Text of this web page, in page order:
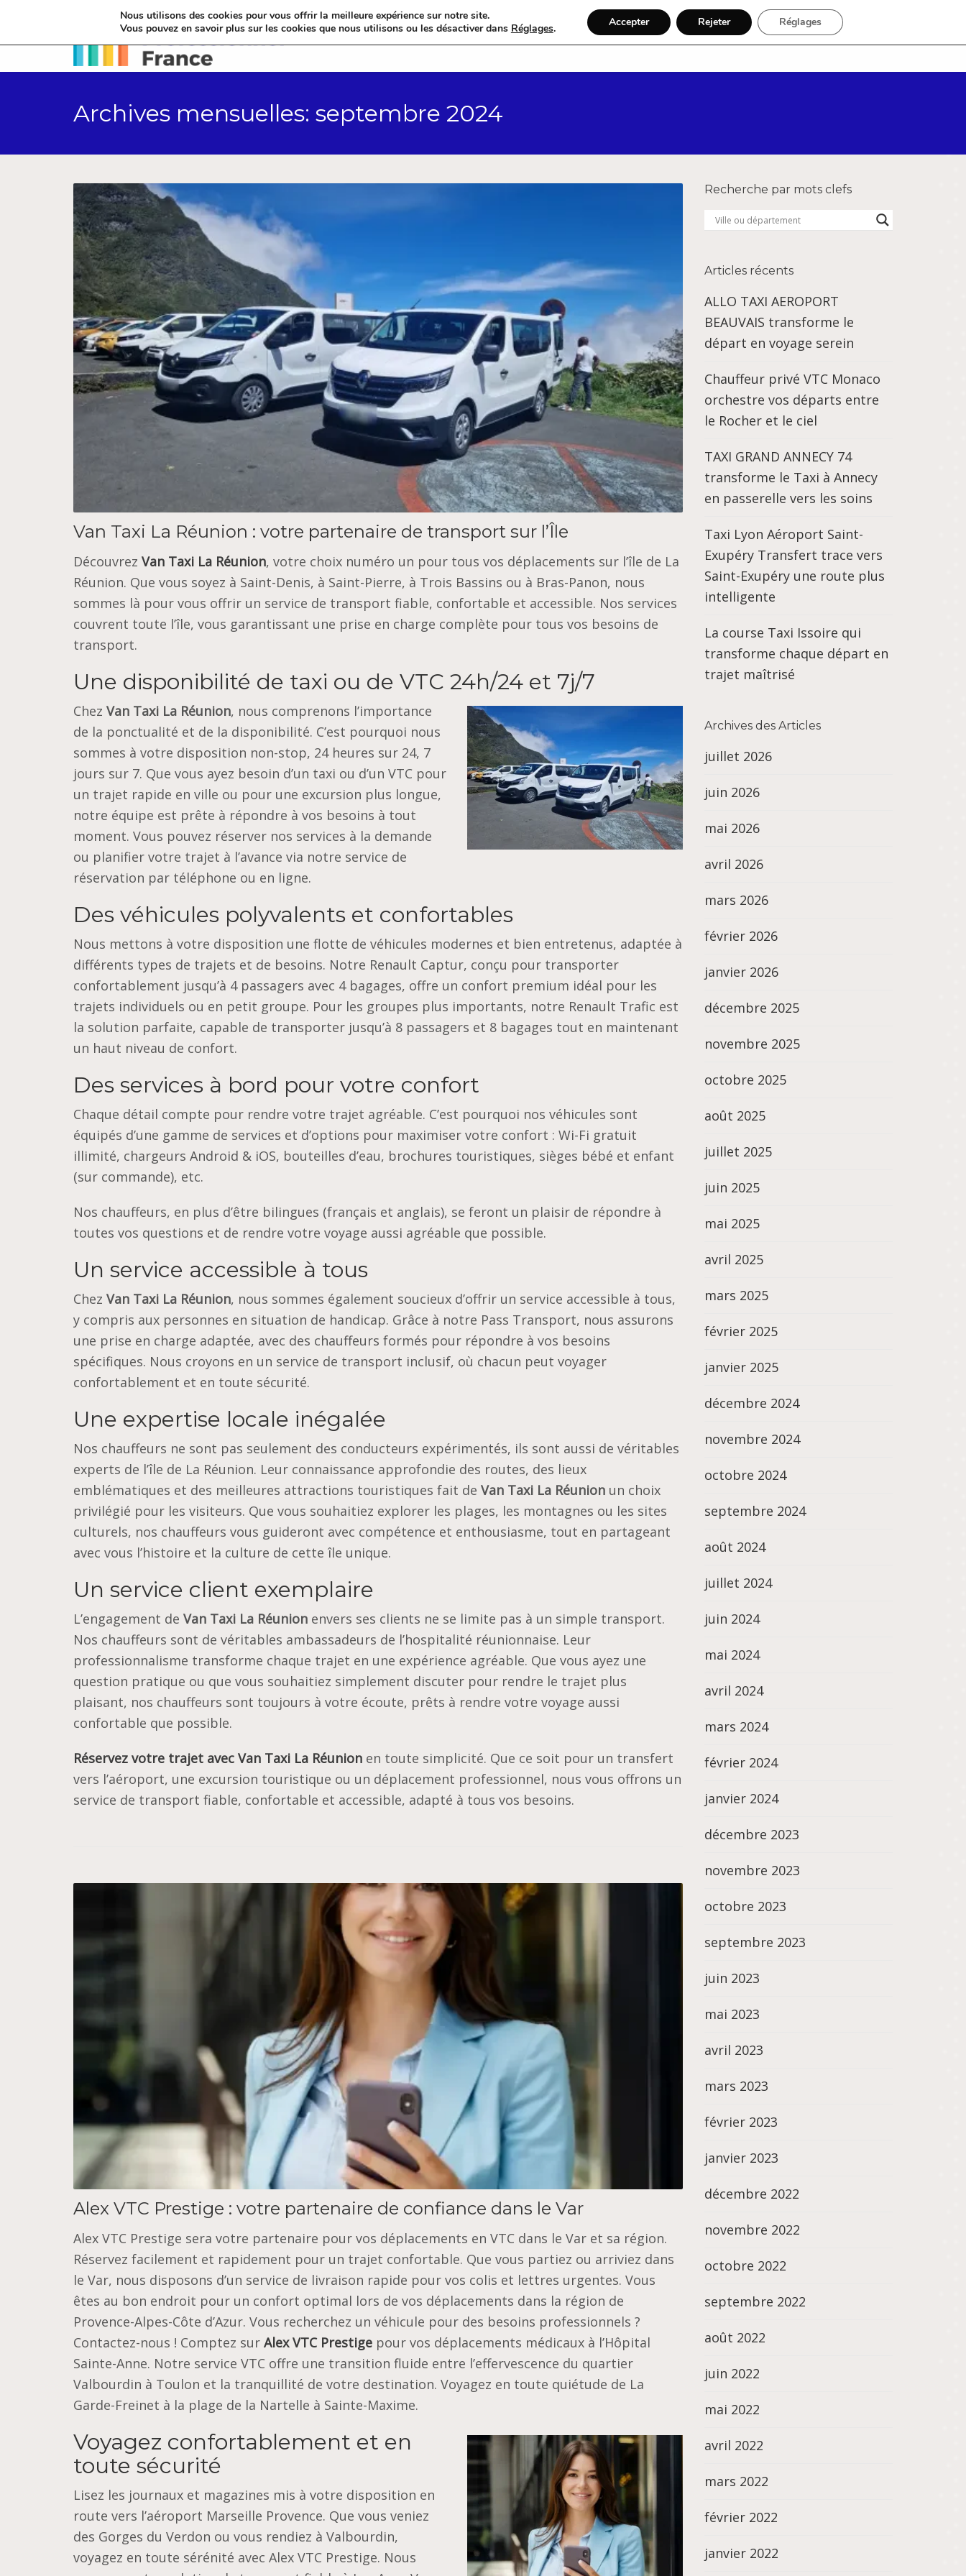
Accueil Catégories Par région Inscription
Archives mensuelles: septembre 2024
Van Taxi La Réunion : votre partenaire de transport sur l’Île
Découvrez Van Taxi La Réunion, votre choix numéro un pour tous vos déplacements sur l’île de La
Réunion. Que vous soyez à Saint-Denis, à Saint-Pierre, à Trois Bassins ou à Bras-Panon, nous
sommes là pour vous offrir un service de transport fiable, confortable et accessible. Nos services
couvrent toute l’île, vous garantissant une prise en charge complète pour tous vos besoins de
transport.
Une disponibilité de taxi ou de VTC 24h/24 et 7j/7
Chez Van Taxi La Réunion, nous comprenons l’importance
de la ponctualité et de la disponibilité. C’est pourquoi nous
sommes à votre disposition non-stop, 24 heures sur 24, 7
jours sur 7. Que vous ayez besoin d’un taxi ou d’un VTC pour
un trajet rapide en ville ou pour une excursion plus longue,
notre équipe est prête à répondre à vos besoins à tout
moment. Vous pouvez réserver nos services à la demande
ou planifier votre trajet à l’avance via notre service de
réservation par téléphone ou en ligne.
Des véhicules polyvalents et confortables
Nous mettons à votre disposition une flotte de véhicules modernes et bien entretenus, adaptée à
différents types de trajets et de besoins. Notre Renault Captur, conçu pour transporter
confortablement jusqu’à 4 passagers avec 4 bagages, offre un confort premium idéal pour les
trajets individuels ou en petit groupe. Pour les groupes plus importants, notre Renault Trafic est
la solution parfaite, capable de transporter jusqu’à 8 passagers et 8 bagages tout en maintenant
un haut niveau de confort.
Des services à bord pour votre confort
Chaque détail compte pour rendre votre trajet agréable. C’est pourquoi nos véhicules sont
équipés d’une gamme de services et d’options pour maximiser votre confort : Wi-Fi gratuit
illimité, chargeurs Android & iOS, bouteilles d’eau, brochures touristiques, sièges bébé et enfant
(sur commande), etc.
Nos chauffeurs, en plus d’être bilingues (français et anglais), se feront un plaisir de répondre à
toutes vos questions et de rendre votre voyage aussi agréable que possible.
Un service accessible à tous
Chez Van Taxi La Réunion, nous sommes également soucieux d’offrir un service accessible à tous,
y compris aux personnes en situation de handicap. Grâce à notre Pass Transport, nous assurons
une prise en charge adaptée, avec des chauffeurs formés pour répondre à vos besoins
spécifiques. Nous croyons en un service de transport inclusif, où chacun peut voyager
confortablement et en toute sécurité.
Une expertise locale inégalée
Nos chauffeurs ne sont pas seulement des conducteurs expérimentés, ils sont aussi de véritables
experts de l’île de La Réunion. Leur connaissance approfondie des routes, des lieux
emblématiques et des meilleures attractions touristiques fait de Van Taxi La Réunion un choix
privilégié pour les visiteurs. Que vous souhaitiez explorer les plages, les montagnes ou les sites
culturels, nos chauffeurs vous guideront avec compétence et enthousiasme, tout en partageant
avec vous l’histoire et la culture de cette île unique.
Un service client exemplaire
L’engagement de Van Taxi La Réunion envers ses clients ne se limite pas à un simple transport.
Nos chauffeurs sont de véritables ambassadeurs de l’hospitalité réunionnaise. Leur
professionnalisme transforme chaque trajet en une expérience agréable. Que vous ayez une
question pratique ou que vous souhaitiez simplement discuter pour rendre le trajet plus
plaisant, nos chauffeurs sont toujours à votre écoute, prêts à rendre votre voyage aussi
confortable que possible.
Réservez votre trajet avec Van Taxi La Réunion en toute simplicité. Que ce soit pour un transfert
vers l’aéroport, une excursion touristique ou un déplacement professionnel, nous vous offrons un
service de transport fiable, confortable et accessible, adapté à tous vos besoins.
Alex VTC Prestige : votre partenaire de confiance dans le Var
Alex VTC Prestige sera votre partenaire pour vos déplacements en VTC dans le Var et sa région.
Réservez facilement et rapidement pour un trajet confortable. Que vous partiez ou arriviez dans
le Var, nous disposons d’un service de livraison rapide pour vos colis et lettres urgentes. Vous
êtes au bon endroit pour un confort optimal lors de vos déplacements dans la région de
Provence-Alpes-Côte d’Azur. Vous recherchez un véhicule pour des besoins professionnels ?
Contactez-nous ! Comptez sur Alex VTC Prestige pour vos déplacements médicaux à l’Hôpital
Sainte-Anne. Notre service VTC offre une transition fluide entre l’effervescence du quartier
Valbourdin à Toulon et la tranquillité de votre destination. Voyagez en toute quiétude de La
Garde-Freinet à la plage de la Nartelle à Sainte-Maxime.
Voyagez confortablement et en
toute sécurité
Lisez les journaux et magazines mis à votre disposition en
route vers l’aéroport Marseille Provence. Que vous veniez
des Gorges du Verdon ou vous rendiez à Valbourdin,
voyagez en toute sérénité avec Alex VTC Prestige. Nous
Recherche par mots clefs
Articles récents
ALLO TAXI AEROPORT
BEAUVAIS transforme le
départ en voyage serein
Chauffeur privé VTC Monaco
orchestre vos départs entre
le Rocher et le ciel
TAXI GRAND ANNECY 74
transforme le Taxi à Annecy
en passerelle vers les soins
Taxi Lyon Aéroport Saint-
Exupéry Transfert trace vers
Saint-Exupéry une route plus
intelligente
La course Taxi Issoire qui
transforme chaque départ en
trajet maîtrisé
Archives des Articles
juillet 2026
juin 2026
mai 2026
avril 2026
mars 2026
février 2026
janvier 2026
décembre 2025
novembre 2025
octobre 2025
août 2025
juillet 2025
juin 2025
mai 2025
avril 2025
mars 2025
février 2025
janvier 2025
décembre 2024
novembre 2024
octobre 2024
septembre 2024
août 2024
juillet 2024
juin 2024
mai 2024
avril 2024
mars 2024
février 2024
janvier 2024
décembre 2023
novembre 2023
octobre 2023
septembre 2023
juin 2023
mai 2023
avril 2023
mars 2023
février 2023
janvier 2023
décembre 2022
novembre 2022
octobre 2022
septembre 2022
août 2022
juin 2022
mai 2022
avril 2022
mars 2022
février 2022
janvier 2022
Nous utilisons des cookies pour vous offrir la meilleure expérience sur notre site.
Vous pouvez en savoir plus sur les cookies que nous utilisons ou les désactiver dans Réglages. Accepter Rejeter Réglages